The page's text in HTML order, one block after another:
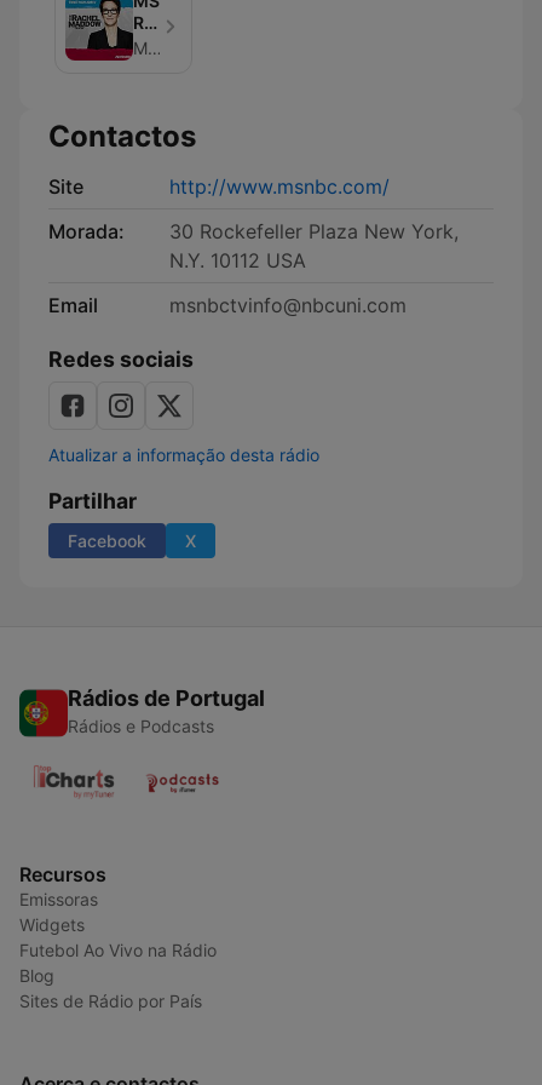
Rachel
Maddow
MSNBC
Contactos
Site
http://www.msnbc.com/
Morada:
30 Rockefeller Plaza New York,
N.Y. 10112 USA
Email
msnbctvinfo@nbcuni.com
Redes sociais
Atualizar a informação desta rádio
Partilhar
Facebook X
Rádios de Portugal
Rádios e Podcasts
Recursos
Emissoras
Widgets
Futebol Ao Vivo na Rádio
Blog
Sites de Rádio por País